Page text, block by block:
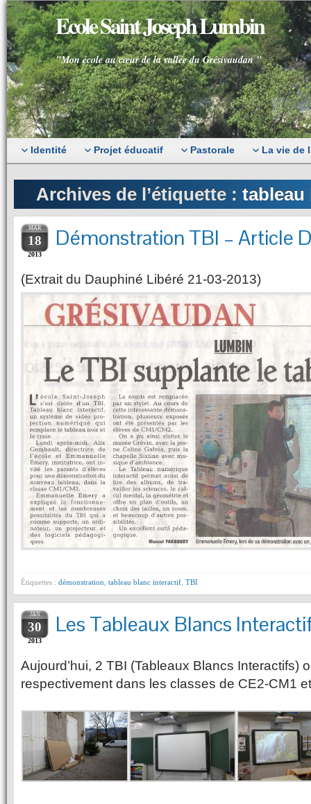
Ecole Saint Joseph Lumbin
"Mon école au cœur de la vallée du Grésivaudan "
Identité Projet éducatif Pastorale La vie de
Archives de l’étiquette : tableau
MAR
18
2013
Démonstration TBI – Article
(Extrait du Dauphiné Libéré 21-03-2013)
Étiquettes : démonstration tableau blanc interactif TBI
JAN
30
2013
Les Tableaux Blancs
Aujourd’hui, 2 TBI (Tableaux Blancs Interactifs)
respectivement dans les classes de CE2-CM1